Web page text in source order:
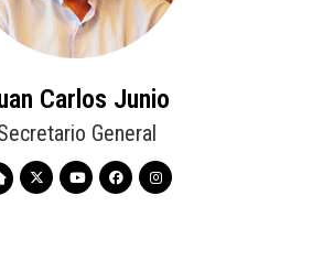
Carlos Junio
General